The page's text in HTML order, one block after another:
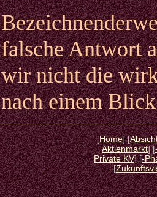
falsche Antwort
wir nicht die
nach einem
[Home] [
Aktienmarkt] [
Private KV] [-
[